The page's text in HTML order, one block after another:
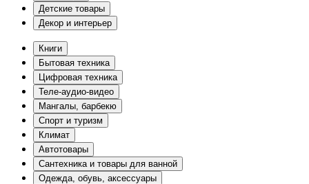
Детские товары
Декор и интерьер
Книги
Бытовая техника
Цифровая техника
Теле-аудио-видео
Мангалы, барбекю
Спорт и туризм
Климат
Автотовары
Сантехника и товары для ванной
Одежда, обувь, аксессуары